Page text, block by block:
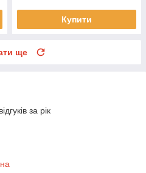
Купити
ще
за рік